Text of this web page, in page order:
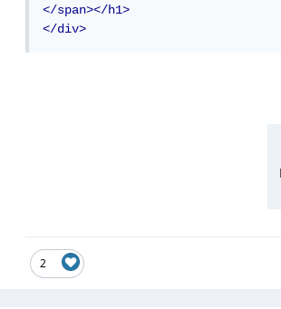
</span></h1>
</div>
2